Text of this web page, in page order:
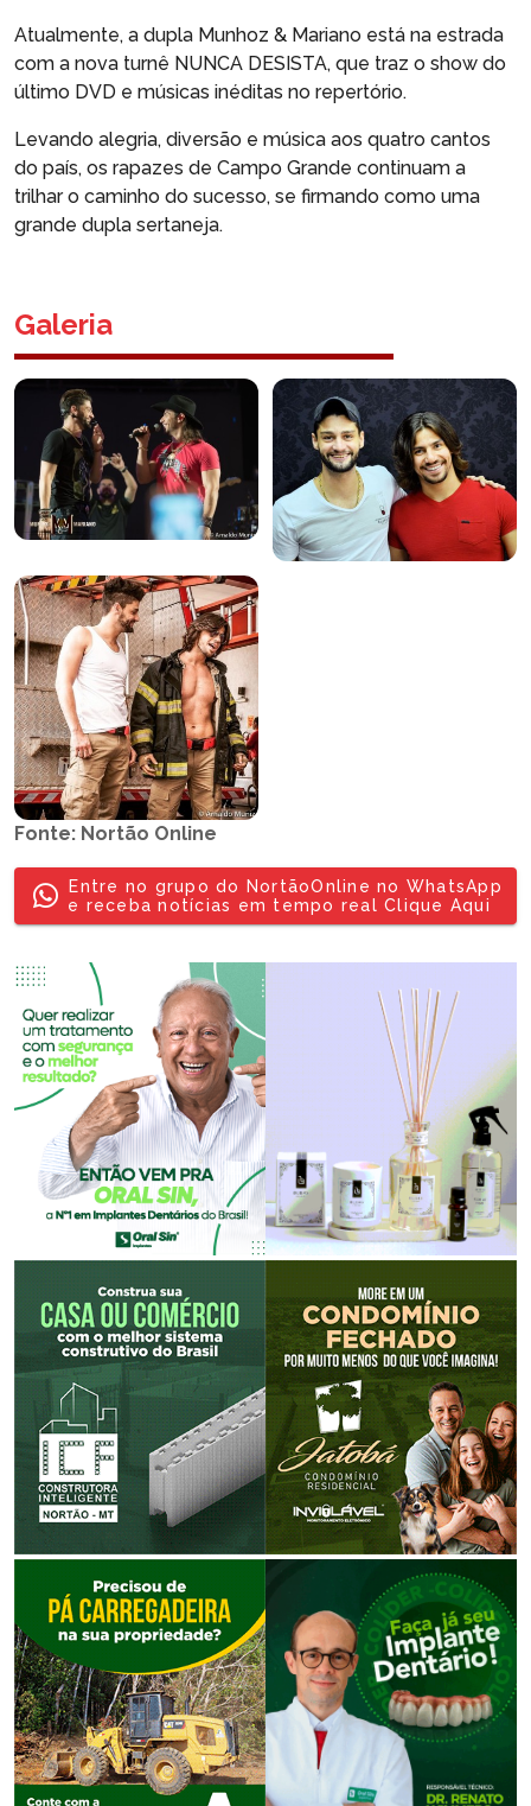
Atualmente, a dupla Munhoz & Mariano está na estrada
com a nova turnê NUNCA DESISTA, que traz o show do
último DVD e músicas inéditas no repertório.
Levando alegria, diversão e música aos quatro cantos
do país, os rapazes de Campo Grande continuam a
trilhar o caminho do sucesso, se firmando como uma
grande dupla sertaneja.
Galeria
Fonte: Nortão Online
Entre no grupo do NortãoOnline no WhatsApp
e receba notícias em tempo real Clique Aqui